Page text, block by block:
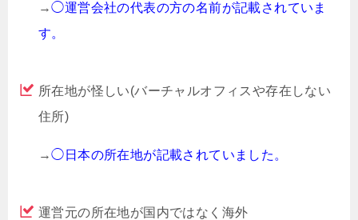
→◯運営会社の代表の方の名前が記載されていま
す。
所在地が怪しい(バーチャルオフィスや存在しない
住所)
→◯日本の所在地が記載されていました。
運営元の所在地が国内ではなく海外